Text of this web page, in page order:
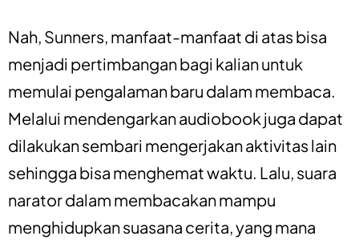
Nah, Sunners, manfaat-manfaat di atas bisa
menjadi pertimbangan bagi kalian untuk
memulai pengalaman baru dalam membaca.
Melalui mendengarkan audiobook juga dapat
dilakukan sembari mengerjakan aktivitas lain
sehingga bisa menghemat waktu. Lalu, suara
narator dalam membacakan mampu
menghidupkan suasana cerita, yang mana